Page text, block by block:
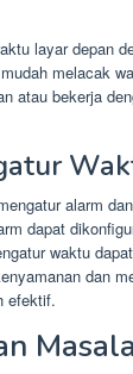
layar depan
melacak
atau bekerja
alarm
dapat
waktu
dan
efektif.